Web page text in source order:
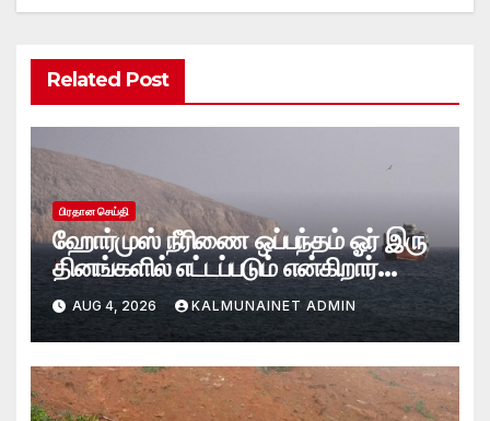
Related Post
பிரதான செய்தி
ஹோர்முஸ் நீரிணை ஒப்பந்தம் ஓர் இரு
தினங்களில் எட்டப்படும் என்கிறார்
அமெரிக்க கருவூலச் செயலாளர்
ஸ்காட் பெசென்ட்!
AUG 4, 2026 KALMUNAINET ADMIN